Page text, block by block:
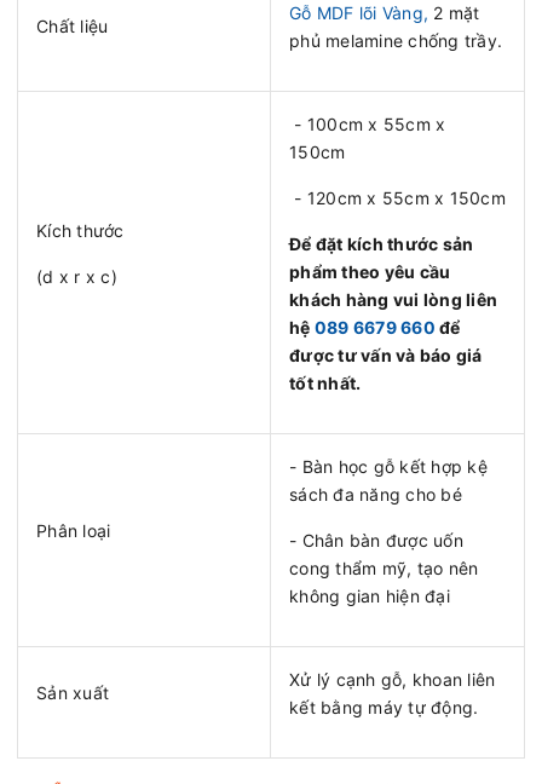
Chất liệu
Gỗ MDF lõi Vàng, 2 mặt
phủ melamine chống trầy.
Kích thước
(d x r x c)
- 100cm x 55cm x
150cm
- 120cm x 55cm x 150cm
Để đặt kích thước sản
phẩm theo yêu cầu
khách hàng vui lòng liên
hệ 089 6679 660 để
được tư vấn và báo giá
tốt nhất.
Phân loại
- Bàn học gỗ kết hợp kệ
sách đa năng cho bé
- Chân bàn được uốn
cong thẩm mỹ, tạo nên
không gian hiện đại
Sản xuất
Xử lý cạnh gỗ, khoan liên
kết bằng máy tự động.